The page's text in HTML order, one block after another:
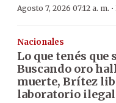
Agosto 7, 2026 07:12 a. m. ·
Nacionales
Lo que tenés que
Buscando oro
muerte, Brítez
laboratorio